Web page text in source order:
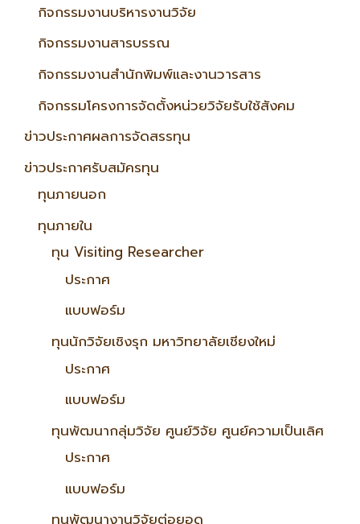
กิจกรรมงานบริหารงานวิจัย
กิจกรรมงานสารบรรณ
กิจกรรมงานสำนักพิมพ์และงานวารสาร
กิจกรรมโครงการจัดตั้งหน่วยวิจัยรับใช้สังคม
ข่าวประกาศผลการจัดสรรทุน
ข่าวประกาศรับสมัครทุน
ทุนภายนอก
ทุนภายใน
ทุน Visiting Researcher
ประกาศ
แบบฟอร์ม
ทุนนักวิจัยเชิงรุก มหาวิทยาลัยเชียงใหม่
ประกาศ
แบบฟอร์ม
ทุนพัฒนากลุ่มวิจัย ศูนย์วิจัย ศูนย์ความเป็นเลิศ
ประกาศ
แบบฟอร์ม
ทุนพัฒนางานวิจัยต่อยอด